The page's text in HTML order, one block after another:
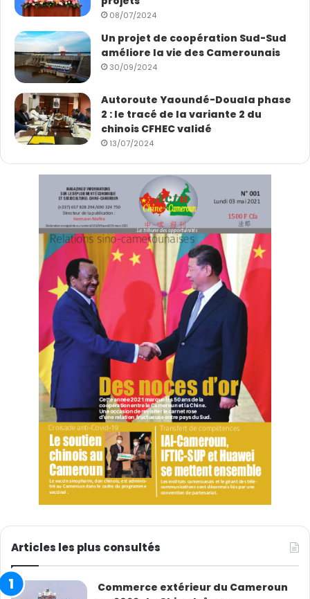
08/07/2024
Un projet de coopération Sud-Sud
améliore la vie des Camerounais
30/09/2024
Autoroute Yaoundé-Douala phase
2 : le tracé de la variante 2 du
chinois CFHEC validé
13/07/2024
Articles les plus consultés
Commerce extérieur du Cameroun